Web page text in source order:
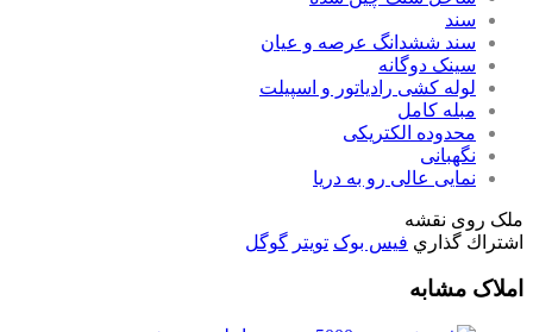
سند
سند ششدانگ عرصه و عیان
سینک دوگانه
لوله کشی رادیاتور و اسپیلت
مبله کامل
محدوده الکتریکی
نگهبانی
نمایی عالی رو به دریا
ملک روی نقشه
اشتراك گذاري فیس بوک تويتر گوگل
املاک مشابه